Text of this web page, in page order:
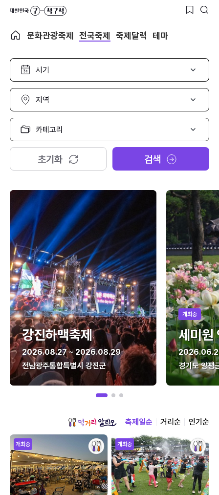
문화관광축제 전국축제 축제달력 테마
시
선
택
지
선
택
카
고
리
택
초기화 검색
강진하맥축제
2026.08.27 ~ 2026.08.29
전남광주통합특별시 강진군
개최중
세미원
경기도 양평
축제일순 거리순 인기순
개최중 개최중